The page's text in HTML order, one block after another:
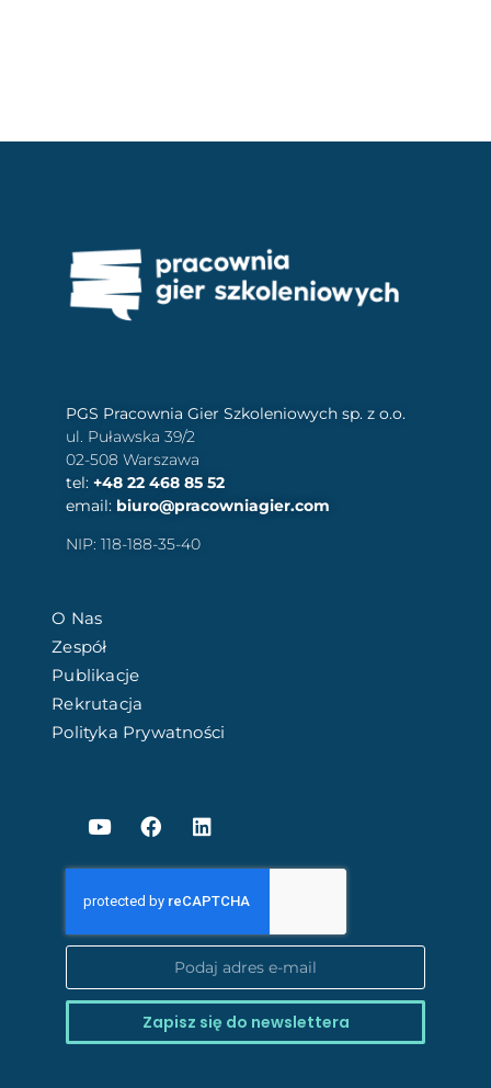
PGS Pracownia Gier Szkoleniowych sp. z o.o.
ul. Puławska 39/2
02-508 Warszawa
tel: +48 22 468 85 52
email: biuro@pracowniagier.com
NIP: 118-188-35-40
O Nas
Zespół
Publikacje
Rekrutacja
Polityka Prywatności
Zapisz się do newslettera